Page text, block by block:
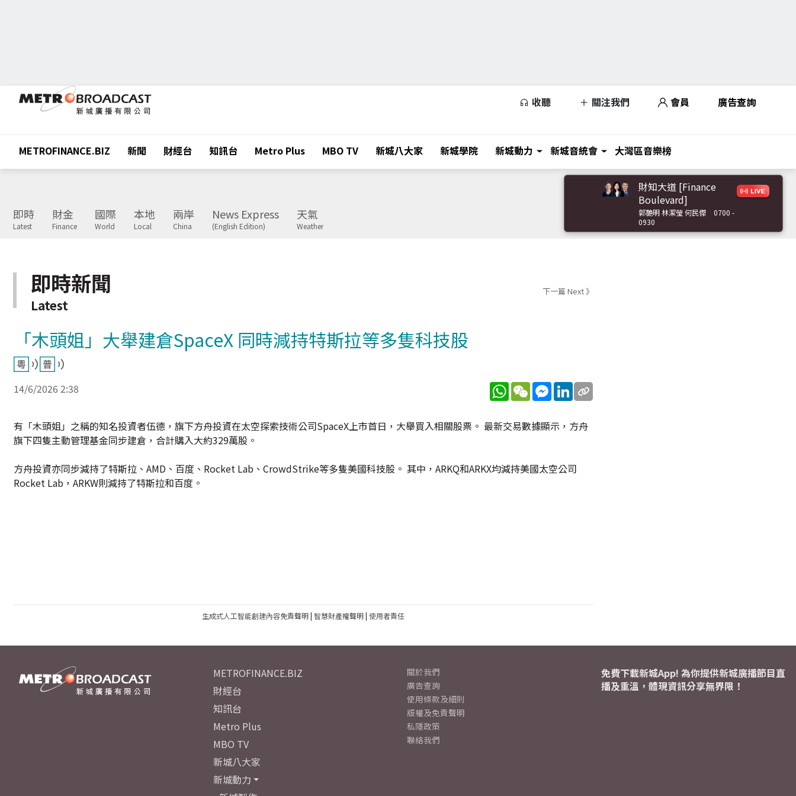
收聽 關注我們 會員 廣告查詢
METROFINANCE.BIZ 新聞 財經台 知訊台 Metro Plus MBO TV 新城八大家 新城學院 新城動力 新城音統會 大灣區音樂榜
即時
Latest
財金
Finance
國際
World
本地
Local
兩岸
China
News Express
(English Edition)
天氣
Weather
財知大道 [Finance
Boulevard]
郭艷明 林潔瑩 何民傑
0700 -
0930
即時新聞
Latest
下一篇 Next 》
「木頭姐」大舉建倉SpaceX 同時減持特斯拉等多隻科技股
14/6/2026 2:38 WhatsApp
WeChatMessenger
LinkedIn
有「木頭姐」之稱的知名投資者伍德，旗下方舟投資在太空探索技術公司SpaceX上市首日，大舉買入相關股票。 最新交易數據顯示，方舟
旗下四隻主動管理基金同步建倉，合計購入大約329萬股。
方舟投資亦同步減持了特斯拉、AMD、百度、Rocket Lab、CrowdStrike等多隻美國科技股。 其中，ARKQ和ARKX均減持美國太空公司
Rocket Lab，ARKW則減持了特斯拉和百度。
生成式人工智能創建內容免責聲明| 智慧財產權聲明| 使用者責任
METROFINANCE.BIZ
財經台
知訊台
Metro Plus
MBO TV
新城八大家
新城動力
關於我們
廣告查詢
使用條款及細則
版權及免責聲明
私隱政策
聯絡我們
免費下載新城App! 為你提供新城廣播節目直
播及重溫，體現資訊分享無界限！